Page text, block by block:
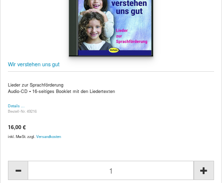
Wir verstehen uns gut
Lieder zur Sprachförderung
Audio-CD ▪ 16-seitiges Booklet mit den Liedertexten
Details …
Bestell-Nr. 49216
16,00 €
inkl. MwSt. zzgl. Versandkosten